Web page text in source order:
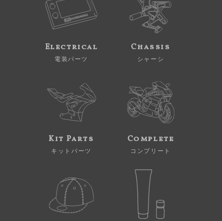
Electrical
電装パーツ
Chassis
シャーシ
Kit Parts
キットパーツ
Complete
コンプリート